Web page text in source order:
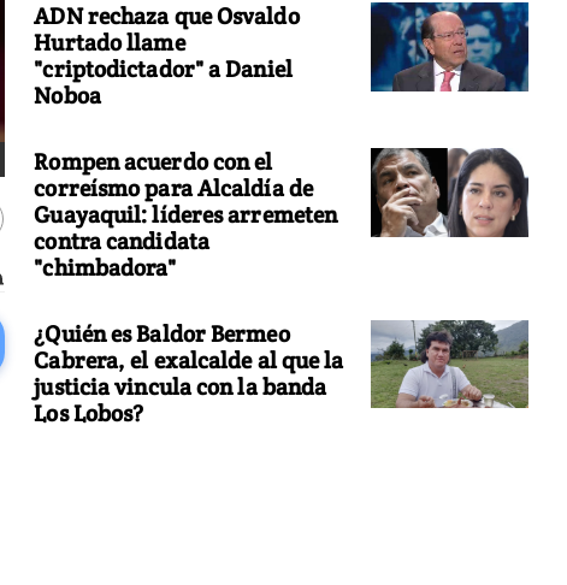
ADN rechaza que Osvaldo
Hurtado llame
"criptodictador" a Daniel
Noboa
Rompen acuerdo con el
correísmo para Alcaldía de
Guayaquil: líderes arremeten
contra candidata
"chimbadora"
¿Quién es Baldor Bermeo
Cabrera, el exalcalde al que la
justicia vincula con la banda
Los Lobos?